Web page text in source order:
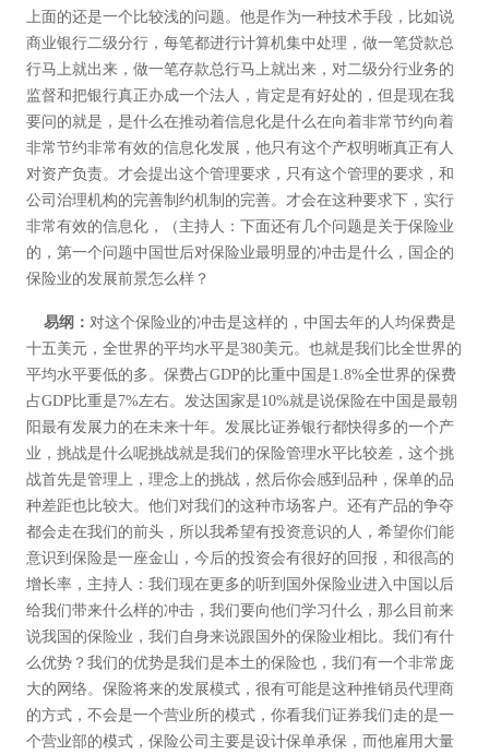
上面的还是一个比较浅的问题。他是作为一种技术手段，比如说
商业银行二级分行，每笔都进行计算机集中处理，做一笔贷款总
行马上就出来，做一笔存款总行马上就出来，对二级分行业务的
监督和把银行真正办成一个法人，肯定是有好处的，但是现在我
要问的就是，是什么在推动着信息化是什么在向着非常节约向着
非常节约非常有效的信息化发展，他只有这个产权明晰真正有人
对资产负责。才会提出这个管理要求，只有这个管理的要求，和
公司治理机构的完善制约机制的完善。才会在这种要求下，实行
非常有效的信息化，（主持人：下面还有几个问题是关于保险业
的，第一个问题中国世后对保险业最明显的冲击是什么，国企的
保险业的发展前景怎么样？
易纲：对这个保险业的冲击是这样的，中国去年的人均保费是
十五美元，全世界的平均水平是380美元。也就是我们比全世界的
平均水平要低的多。保费占GDP的比重中国是1.8%全世界的保费
占GDP比重是7%左右。发达国家是10%就是说保险在中国是最朝
阳最有发展力的在未来十年。发展比证券银行都快得多的一个产
业，挑战是什么呢挑战就是我们的保险管理水平比较差，这个挑
战首先是管理上，理念上的挑战，然后你会感到品种，保单的品
种差距也比较大。他们对我们的这种市场客户。还有产品的争夺
都会走在我们的前头，所以我希望有投资意识的人，希望你们能
意识到保险是一座金山，今后的投资会有很好的回报，和很高的
增长率，主持人：我们现在更多的听到国外保险业进入中国以后
给我们带来什么样的冲击，我们要向他们学习什么，那么目前来
说我国的保险业，我们自身来说跟国外的保险业相比。我们有什
么优势？我们的优势是我们是本土的保险也，我们有一个非常庞
大的网络。保险将来的发展模式，很有可能是这种推销员代理商
的方式，不会是一个营业所的模式，你看我们证券我们走的是一
个营业部的模式，保险公司主要是设计保单承保，而他雇用大量